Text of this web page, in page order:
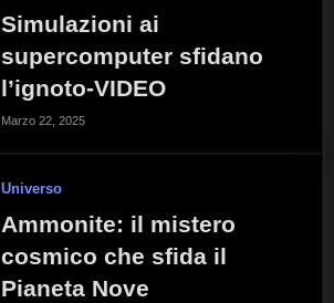
Simulazioni ai
supercomputer sfidano
l’ignoto-VIDEO
Marzo 22, 2025
Universo
Ammonite: il mistero
cosmico che sfida il
Pianeta Nove